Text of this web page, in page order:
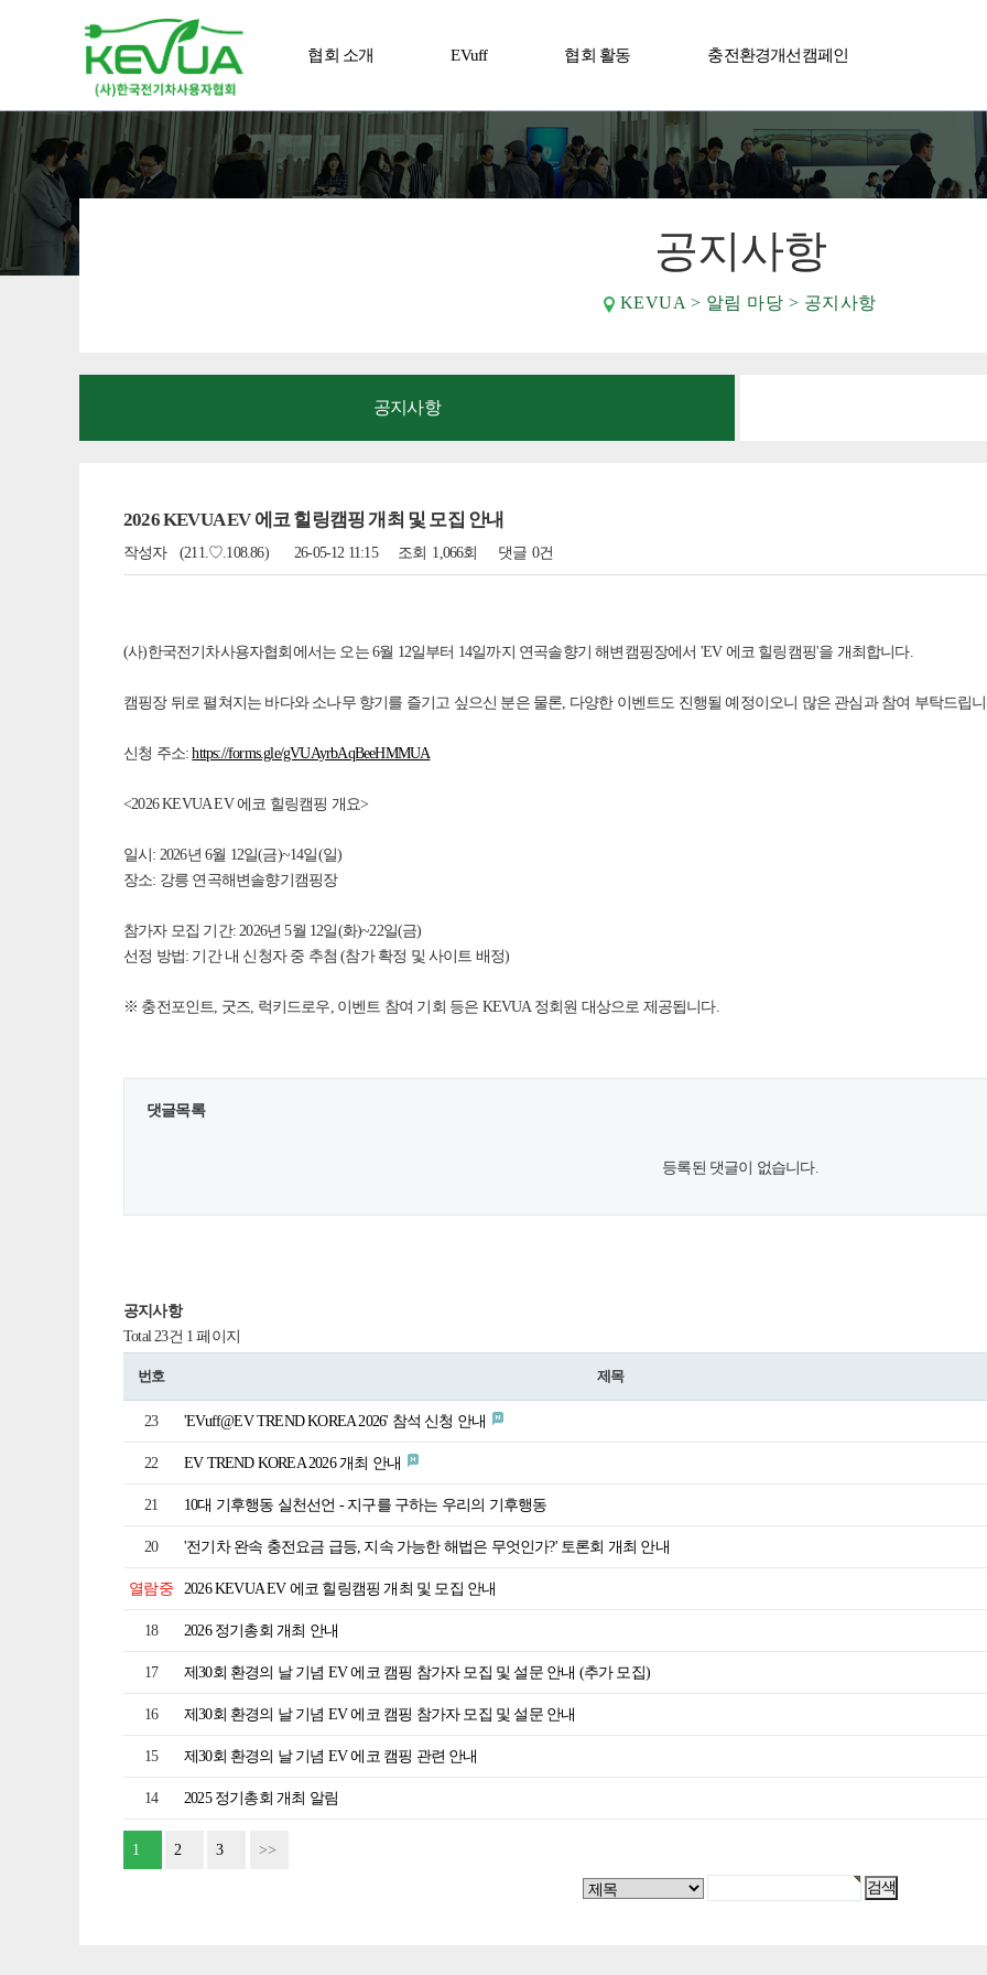
협회 소개 EVuff 협회 활동 충전환경개선캠페인
알림 마당 전진사어워드
공지사항
KEVUA > 알림 마당 > 공지사항
공지사항
2026 KEVUA EV 에코 힐링캠핑 개최 및 모집 안내
작성자 (211.♡.108.86) 26-05-12 11:15 조회 1,066회 댓글 0건
(사)한국전기차사용자협회에서는 오는 6월 12일부터 14일까지 연곡솔향기 해변캠핑장에서 'EV 에코 힐링캠핑'을 개최합니다.
캠핑장 뒤로 펼쳐지는 바다와 소나무 향기를 즐기고 싶으신 분은 물론, 다양한 이벤트도 진행될 예정이오니 많은 관심과 참여 부탁드립
신청 주소:https://forms.gle/gVUAyrbAqBeeHMMUA
<2026 KEVUA EV 에코 힐링캠핑 개요>
일시: 2026년 6월 12일(금)~14일(일)
장소: 강릉 연곡해변솔향기캠핑장
참가자 모집 기간: 2026년 5월 12일(화)~22일(금)
선정 방법: 기간 내 신청자 중 추첨 (참가 확정 및 사이트 배정)
※ 충전포인트, 굿즈, 럭키드로우, 이벤트 참여 기회 등은 KEVUA 정회원 대상으로 제공됩니다.
댓글목록
등록된 댓글이 없습니다.
공지사항
Total 23건 1 페이지
번호 제목
23 'EVuff@EV TREND KOREA 2026' 참석 신청 안내
22 EV TREND KOREA 2026 개최 안내
21 10대 기후행동 실천선언 - 지구를 구하는 우리의 기후행동
20 '전기차 완속 충전요금 급등, 지속 가능한 해법은 무엇인가?' 토론회 개최 안내
열람중 2026 KEVUA EV 에코 힐링캠핑 개최 및 모집 안내
18 2026 정기총회 개최 안내
17 제30회 환경의 날 기념 EV 에코 캠핑 참가자 모집 및 설문 안내 (추가 모집)
16 제30회 환경의 날 기념 EV 에코 캠핑 참가자 모집 및 설문 안내
15 제30회 환경의 날 기념 EV 에코 캠핑 관련 안내
14 2025 정기총회 개최 알림
1 2 3 >>